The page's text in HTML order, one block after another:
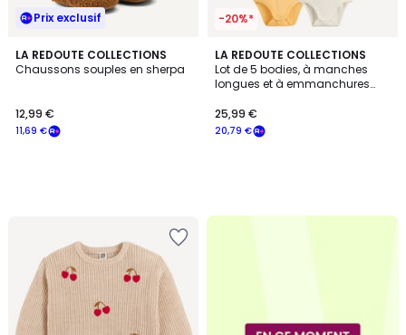
Prix exclusif
LA REDOUTE COLLECTIONS
Chaussons souples en sherpa
11,69 €
12,99 €
-20%*
LA REDOUTE COLLECTIONS
Lot de 5 bodies, à manches
longues et à emmanchures
20,79 €
25,99 €